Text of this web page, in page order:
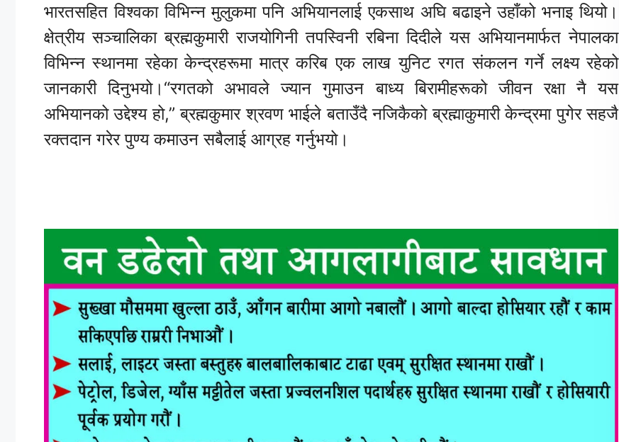
भारतसहित विश्वका विभिन्न मुलुकमा पनि अभियानलाई एकसाथ अघि बढाइने उहाँको भनाइ थियो।
क्षेत्रीय सञ्चालिका ब्रह्मकुमारी राजयोगिनी तपस्विनी रबिना दिदीले यस अभियानमार्फत नेपालका
विभिन्न स्थानमा रहेका केन्द्रहरूमा मात्र करिब एक लाख युनिट रगत संकलन गर्ने लक्ष्य रहेको
जानकारी दिनुभयो।“रगतको अभावले ज्यान गुमाउन बाध्य बिरामीहरूको जीवन रक्षा नै यस
अभियानको उद्देश्य हो,” ब्रह्मकुमार श्रवण भाईले बताउँदै नजिकैको ब्रह्माकुमारी केन्द्रमा पुगेर सहजै
रक्तदान गरेर पुण्य कमाउन सबैलाई आग्रह गर्नुभयो।